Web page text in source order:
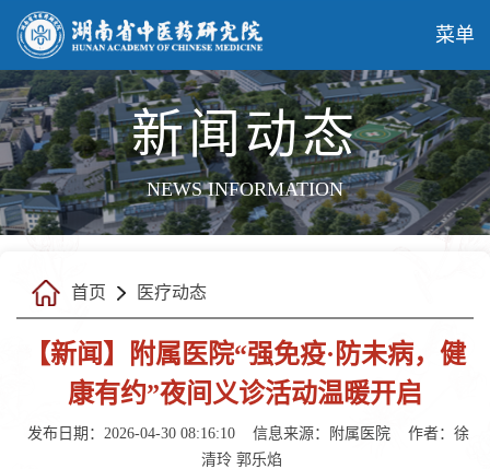
菜单
新闻动态
NEWS INFORMATION
首页 医疗动态
【新闻】附属医院“强免疫·防未病，健
康有约”夜间义诊活动温暖开启
发布日期：2026-04-30 08:16:10 信息来源： 附属医院
作者：徐
清玲 郭乐焰